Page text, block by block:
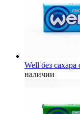
Well без
наличии